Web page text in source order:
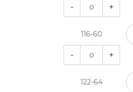
- +
116-60
- +
122-64